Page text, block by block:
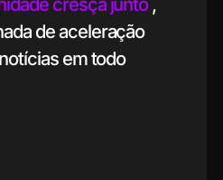
de aceleração
em todo